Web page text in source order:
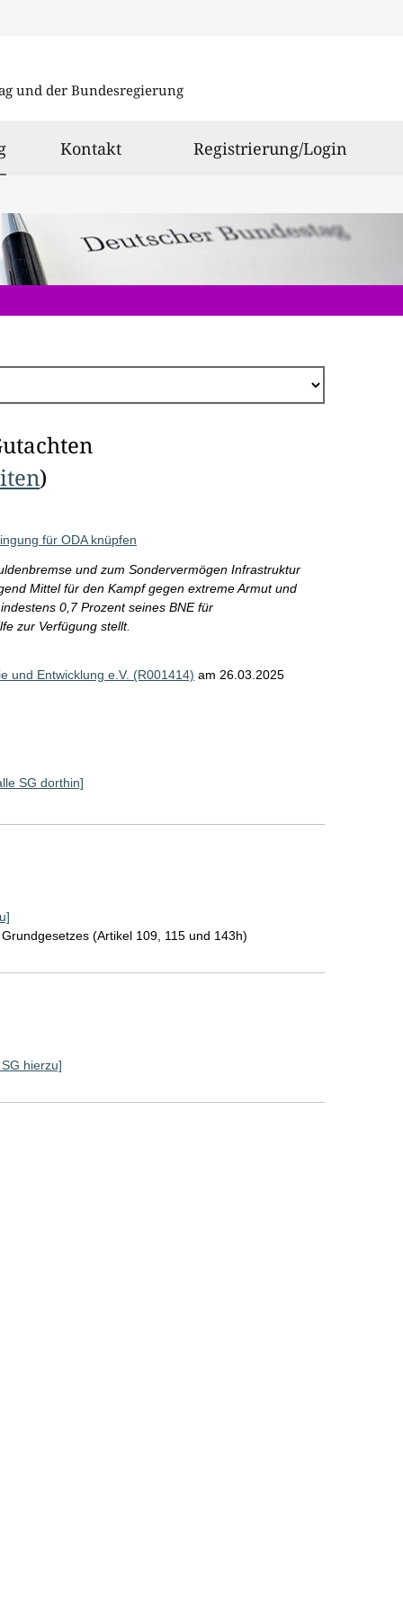
und der Bundesregierung
ausgewählt
Kontakt Registrierung/Login
)
für ODA knüpfen
und zum Sondervermögen Infrastruktur
Mittel für den Kampf gegen extreme Armut und
0,7 Prozent seines BNE für
zur Verfügung stellt.
und Entwicklung e.V. (R001414) am 26.03.2025
SG dorthin]
(Artikel 109, 115 und 143h)
hierzu]